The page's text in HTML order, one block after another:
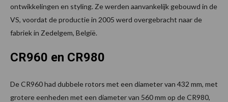
ontwikkelingen en styling. Ze werden aanvankelijk gebouwd in de
VS, voordat de productie in 2005 werd overgebracht naar de
fabriek in Zedelgem, België.
CR960 en CR980
De CR960 had dubbele rotors met een diameter van 432 mm, met
grotere eenheden met een diameter van 560 mm op de CR980,